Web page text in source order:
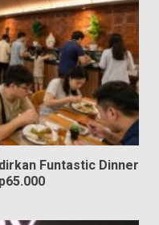
Funtastic Dinner